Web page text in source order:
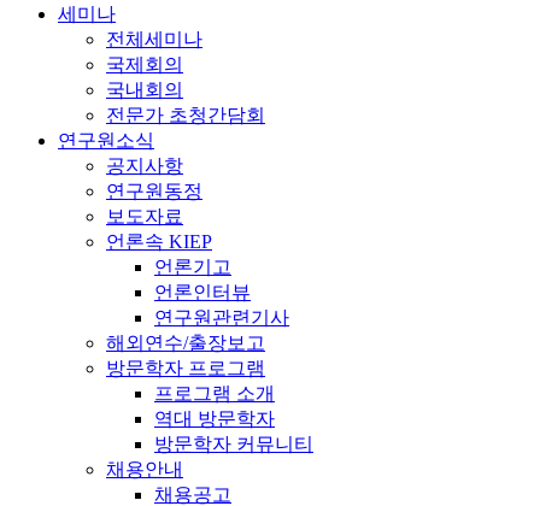
세미나
전체세미나
국제회의
국내회의
전문가 초청간담회
연구원소식
공지사항
연구원동정
보도자료
언론속 KIEP
언론기고
언론인터뷰
연구원관련기사
해외연수/출장보고
방문학자 프로그램
프로그램 소개
역대 방문학자
방문학자 커뮤니티
채용안내
채용공고